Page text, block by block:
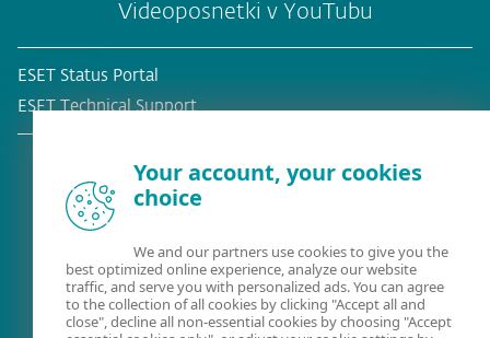
Videoposnetki v YouTubu
ESET Status Portal
ESET Technical Support
Obstoječa stranka?
Your account, your cookies
choice
We and our partners use cookies to give you the
best optimized online experience, analyze our website
traffic, and serve you with personalized ads. You can agree
to the collection of all cookies by clicking "Accept all and
close", decline all non-essential cookies by choosing "Accept